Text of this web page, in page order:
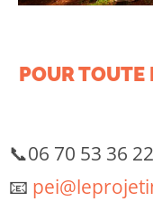
POUR
📞06 70 53 36 22
📧